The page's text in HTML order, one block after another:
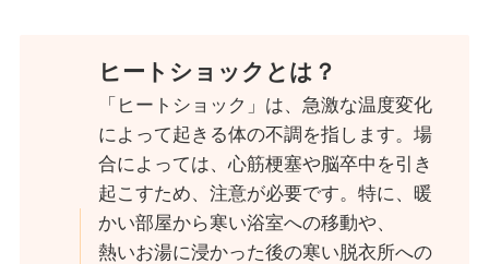
ヒートショックとは？
「ヒートショック」は、急激な温度変化
によって起きる体の不調を指します。場
合によっては、心筋梗塞や脳卒中を引き
起こすため、注意が必要です。特に、暖
かい部屋から寒い浴室への移動や、
熱いお湯に浸かった後の寒い脱衣所への